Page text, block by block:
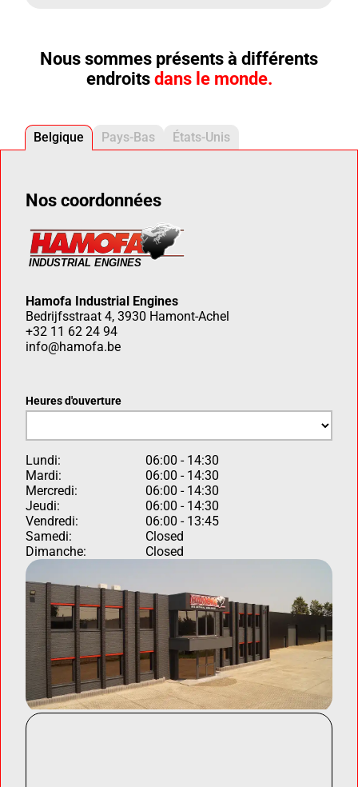
Nous sommes présents à différents
endroits dans le monde.
Belgique Pays-Bas États-Unis
Nos coordonnées
Hamofa Industrial Engines
Bedrijfsstraat 4, 3930 Hamont-Achel
+32 11 62 24 94
info@hamofa.be
Heures d'ouverture
Lundi:
06:00 - 14:30
Mardi:
06:00 - 14:30
Mercredi:
06:00 - 14:30
Jeudi:
06:00 - 14:30
Vendredi:
06:00 - 13:45
Samedi:
Closed
Dimanche:
Closed